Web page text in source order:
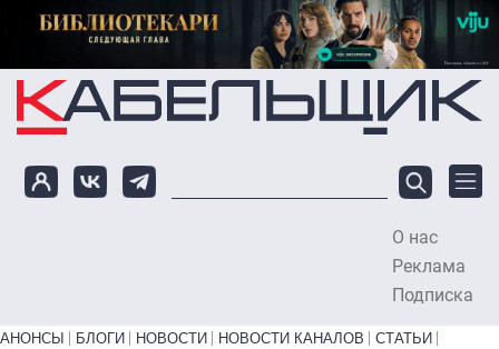
Перейти к основному содержанию
О нас
Реклама
Подписка
Primary links bottom
АНОНСЫ БЛОГИ НОВОСТИ НОВОСТИ КАНАЛОВ
СТАТЬИ